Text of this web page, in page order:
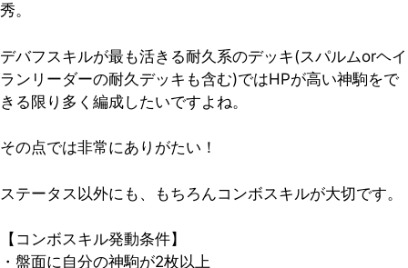
秀。
デバフスキルが最も活きる耐久系のデッキ(スパルムorヘイ
ランリーダーの耐久デッキも含む)ではHPが高い神駒をで
きる限り多く編成したいですよね。
その点では非常にありがたい！
ステータス以外にも、もちろんコンボスキルが大切です。
【コンボスキル発動条件】
・盤面に自分の神駒が2枚以上